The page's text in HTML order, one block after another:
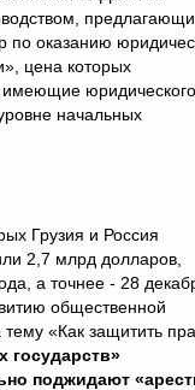
по оказанию
цена которых
имеющие юридического
начальных
Грузия и Россия
2,7 млрд долларов,
а точнее - 28
общественной
«Как защитить
государств»
поджидают